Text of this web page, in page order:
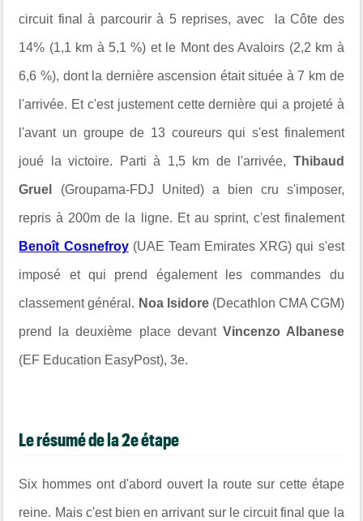
circuit final à parcourir à 5 reprises, avec la Côte des
14% (1,1 km à 5,1 %) et le Mont des Avaloirs (2,2 km à
6,6 %), dont la dernière ascension était située à 7 km de
l'arrivée. Et c'est justement cette dernière qui a projeté à
l'avant un groupe de 13 coureurs qui s'est finalement
joué la victoire. Parti à 1,5 km de l'arrivée, Thibaud
Gruel (Groupama-FDJ United) a bien cru s'imposer,
repris à 200m de la ligne. Et au sprint, c'est finalement
Benoît Cosnefroy (UAE Team Emirates XRG) qui s'est
imposé et qui prend également les commandes du
classement général. Noa Isidore (Decathlon CMA CGM)
prend la deuxième place devant Vincenzo Albanese
(EF Education EasyPost), 3e.
Le résumé de la 2e étape
Six hommes ont d'abord ouvert la route sur cette étape
reine. Mais c'est bien en arrivant sur le circuit final que la